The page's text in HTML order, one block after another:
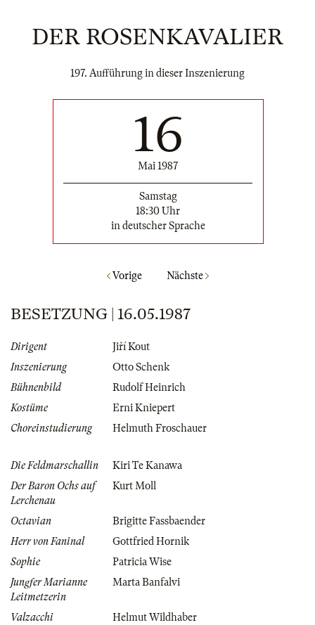
DER ROSENKAVALIER
197. Aufführung in dieser Inszenierung
16
Mai 1987
Samstag
18:30 Uhr
in deutscher Sprache
Vorige Nächste
BESETZUNG | 16.05.1987
Dirigent
Jiří Kout
Inszenierung
Otto Schenk
Bühnenbild
Rudolf Heinrich
Kostüme
Erni Kniepert
Choreinstudierung
Helmuth Froschauer
Die Feldmarschallin
Kiri Te Kanawa
Der Baron Ochs auf
Lerchenau
Kurt Moll
Octavian
Brigitte Fassbaender
Herr von Faninal
Gottfried Hornik
Sophie
Patricia Wise
Jungfer Marianne
Leitmetzerin
Marta Banfalvi
Valzacchi
Helmut Wildhaber